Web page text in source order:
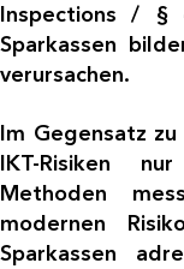
Inspections / §
Sparkassen
verursachen.
Im Gegensatz zu
IKT-Risiken
Methoden
modernen
Sparkassen